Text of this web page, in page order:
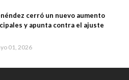
cerró un nuevo aumento
y apunta contra el ajuste
01, 2026